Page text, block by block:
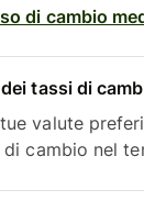
di cambio
tassi di
valute
cambio nel